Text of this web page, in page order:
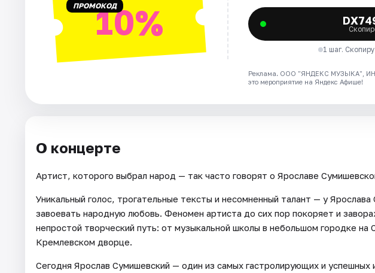
Рейтинги ПРОМОКОД10%
1 шаг.
Реклама. ООО "ЯНДЕКС МУЗЫКА",
это мероприятие на Яндекс Афише!
О концерте
Артист, которого выбрал народ — так часто говорят о Ярославе
Уникальный голос, трогательные тексты и несомненный талант — у
завоевать народную любовь. Феномен артиста до сих пор покоряет и
непростой творческий путь: от музыкальной школы в небольшом городке на
Кремлевском дворце.
Сегодня Ярослав Сумишевский — один из самых гастролирующих и успешных